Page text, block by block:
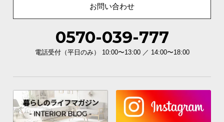
お問い合わせ
0570-039-777
電話受付（平日のみ） 10:00〜13:00 ／ 14:00〜18:00